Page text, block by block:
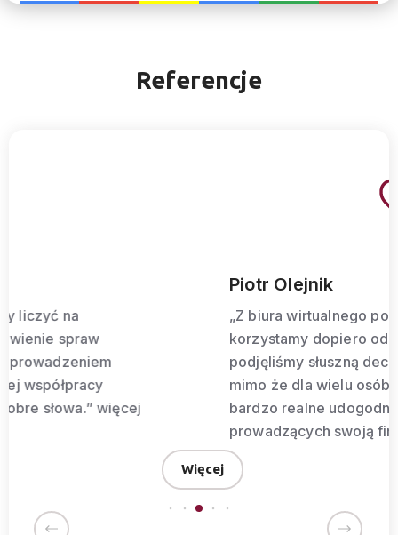
Referencje
„Z biura wirtualnego pod marką BIURO29
korzystamy dopiero od niedawna, ale widzimy, że
podjęliśmy słuszną decyzję. Takie rozwiązanie,
mimo że dla wielu osób kontrowersyjne, to jednak
bardzo realne udogodnienie dla osób
więcej
Więcej